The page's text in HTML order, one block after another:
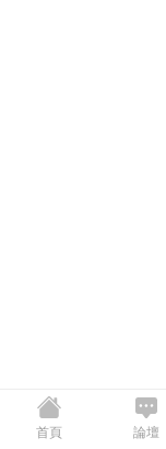
首頁 論壇